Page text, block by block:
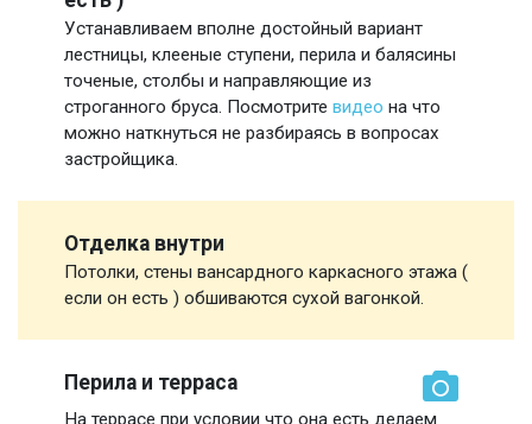
Устанавливаем вполне достойный вариант
лестницы, клееные ступени, перила и балясины
точеные, столбы и направляющие из
строганного бруса. Посмотрите видео на что
можно наткнуться не разбираясь в вопросах
застройщика.
Отделка внутри
Потолки, стены вансардного каркасного этажа (
если он есть ) обшиваются сухой вагонкой.
Перила и терраса
На террасе при условии что она есть делаем